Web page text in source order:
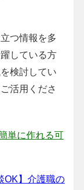
つ情報を多
している方
検討してい
活用くださ
単に作れる可
OK】介護職の